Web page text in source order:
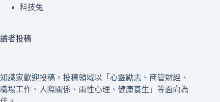
科技兔
讀者投稿
知識家歡迎投稿，投稿領域以「心靈勵志、商管財經、
職場工作、人際關係、兩性心理、健康養生」等面向為